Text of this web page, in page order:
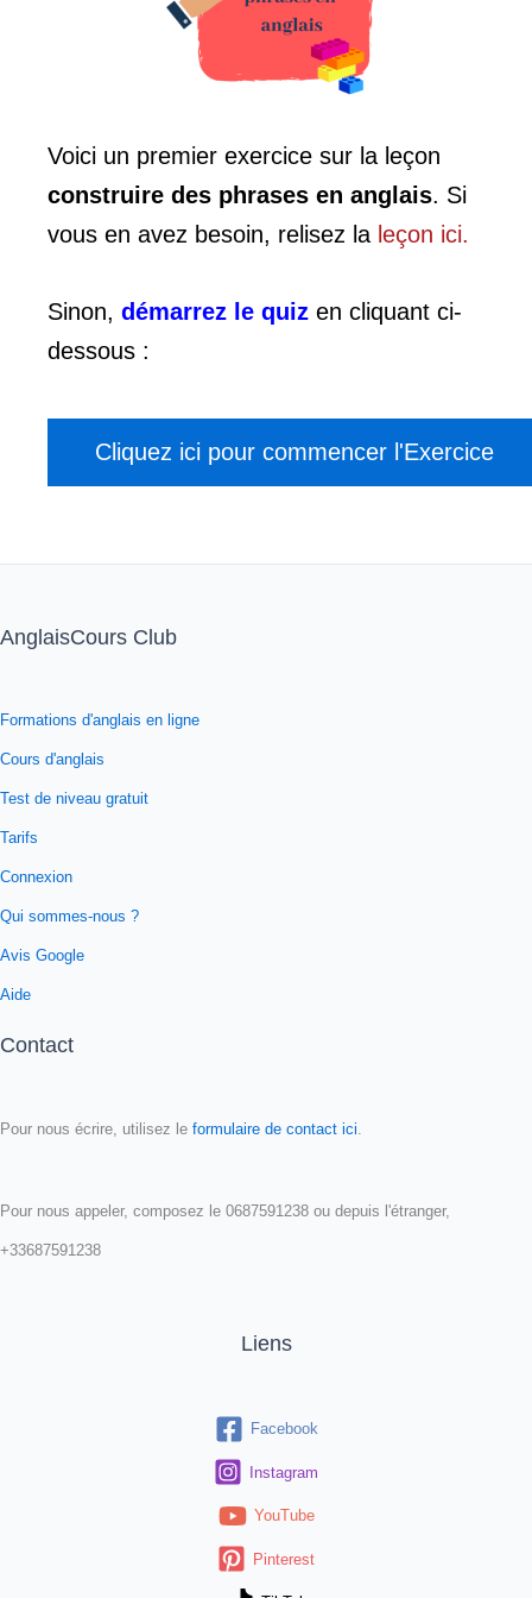
Voici un premier exercice sur la leçon
construire des phrases en anglais. Si
vous en avez besoin, relisez la leçon ici.
Sinon, démarrez le quiz en cliquant ci-
dessous :
AnglaisCours Club
Formations d'anglais en ligne
Cours d'anglais
Test de niveau gratuit
Tarifs
Connexion
Qui sommes-nous ?
Avis Google
Aide
Contact
Pour nous écrire, utilisez le formulaire de contact ici
Pour nous appeler, composez le 0687591238 ou depuis l'étranger,
+33687591238
Liens
Facebook
Instagram
YouTube
Pinterest